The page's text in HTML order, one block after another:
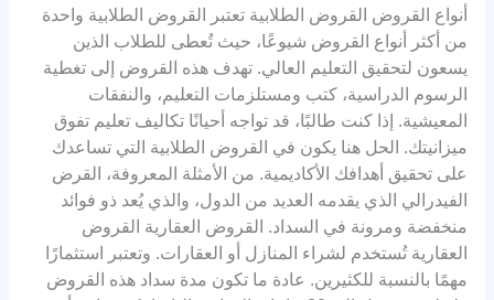
أنواع القروض القروض الطلابية تعتبر القروض الطلابية واحدة
من أكثر أنواع القروض شيوعًا، حيث تُعطى للطلاب الذين
يسعون لتحقيق التعليم العالي. تهدف هذه القروض إلى تغطية
الرسوم الدراسية، كتب ومستلزمات التعليم، والنفقات
المعيشية. إذا كنت طالبًا، قد تواجه أحيانًا تكاليف تعليم تفوق
ميزانيتك. الحل هنا يكون في القروض الطلابية التي تساعدك
على تحقيق أهدافك الأكاديمية. من الأمثلة المعروفة، القرض
الفيدرالي الذي يقدمه العديد من الدول، والذي يُعد ذو فوائد
منخفضة ومرونة في السداد. القروض العقارية القروض
العقارية تُستخدم لشراء المنازل أو العقارات. وتعتبر استثمارًا
مهمًا بالنسبة للكثيرين. عادة ما تكون مدة سداد هذه القروض